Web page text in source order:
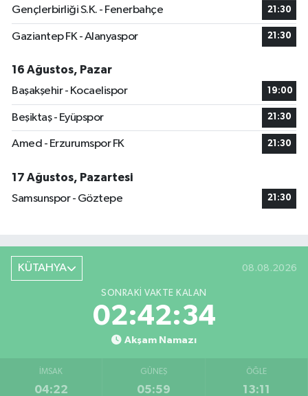
Gençlerbirliği S.K. - Fenerbahçe 21:30
Gaziantep FK - Alanyaspor 21:30
16 Ağustos, Pazar
Başakşehir - Kocaelispor
19:00
Beşiktaş - Eyüpspor 21:30
Amed - Erzurumspor FK 21:30
17 Ağustos, Pazartesi
Samsunspor - Göztepe
21:30
KÜTAHYA 08.08.2026
SONRAKI VAKTE KALAN
02:42:33
Akşam Namazı
İMSAK
04:22
GÜNEŞ
05:59
ÖĞLE
13:11